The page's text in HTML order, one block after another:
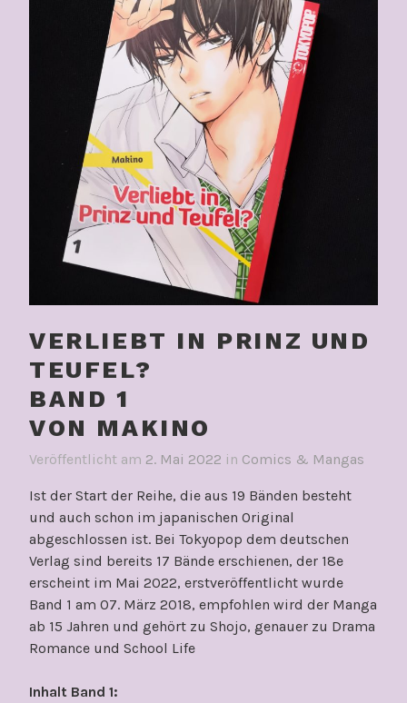
VERLIEBT IN PRINZ UND
TEUFEL?
BAND 1
VON MAKINO
Veröffentlicht am 2. Mai 2022 in Comics & Mangas
Ist der Start der Reihe, die aus 19 Bänden besteht
und auch schon im japanischen Original
abgeschlossen ist. Bei Tokyopop dem deutschen
Verlag sind bereits 17 Bände erschienen, der 18e
erscheint im Mai 2022, erstveröffentlicht wurde
Band 1 am 07. März 2018, empfohlen wird der Manga
ab 15 Jahren und gehört zu Shojo, genauer zu Drama
Romance und School Life
Inhalt Band 1: